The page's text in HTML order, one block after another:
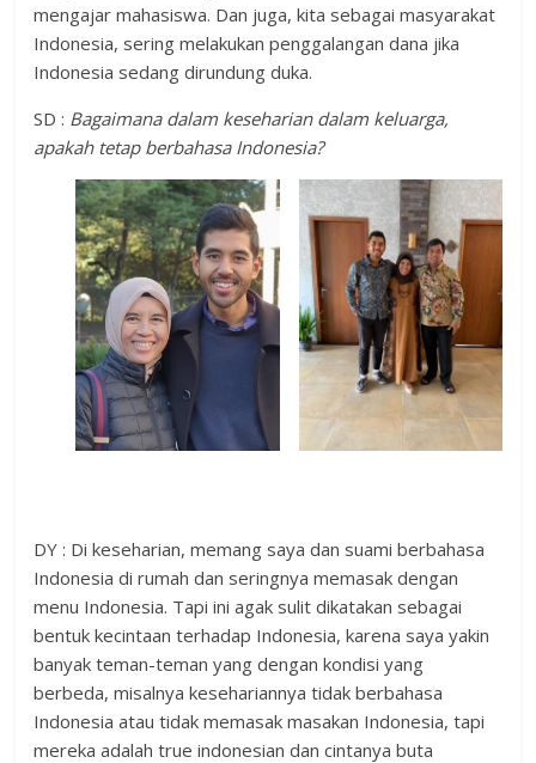
mengajar mahasiswa. Dan juga, kita sebagai masyarakat
Indonesia, sering melakukan penggalangan dana jika
Indonesia sedang dirundung duka.
SD : Bagaimana dalam keseharian dalam keluarga,
apakah tetap berbahasa Indonesia?
DY : Di keseharian, memang saya dan suami berbahasa
Indonesia di rumah dan seringnya memasak dengan
menu Indonesia. Tapi ini agak sulit dikatakan sebagai
bentuk kecintaan terhadap Indonesia, karena saya yakin
banyak teman-teman yang dengan kondisi yang
berbeda, misalnya kesehariannya tidak berbahasa
Indonesia atau tidak memasak masakan Indonesia, tapi
mereka adalah true indonesian dan cintanya buta